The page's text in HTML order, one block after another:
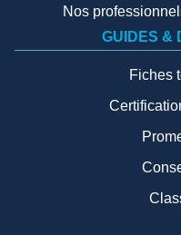
Nos
GUIDES &
Fiches